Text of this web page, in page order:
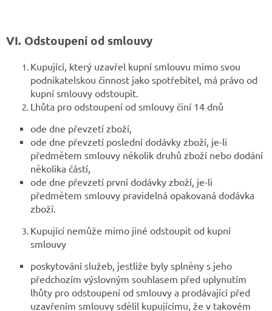
VI. Odstoupení od smlouvy
Kupující, který uzavřel kupní smlouvu mimo svou
podnikatelskou činnost jako spotřebitel, má právo od
kupní smlouvy odstoupit.
Lhůta pro odstoupení od smlouvy činí 14 dnů
ode dne převzetí zboží,
ode dne převzetí poslední dodávky zboží, je-li
předmětem smlouvy několik druhů zboží nebo dodání
několika částí,
ode dne převzetí první dodávky zboží, je-li
předmětem smlouvy pravidelná opakovaná dodávka
zboží.
Kupující nemůže mimo jiné odstoupit od kupní
smlouvy
poskytování služeb, jestliže byly splněny s jeho
předchozím výslovným souhlasem před uplynutím
lhůty pro odstoupení od smlouvy a prodávající před
uzavřením smlouvy sdělil kupujícímu, že v takovém